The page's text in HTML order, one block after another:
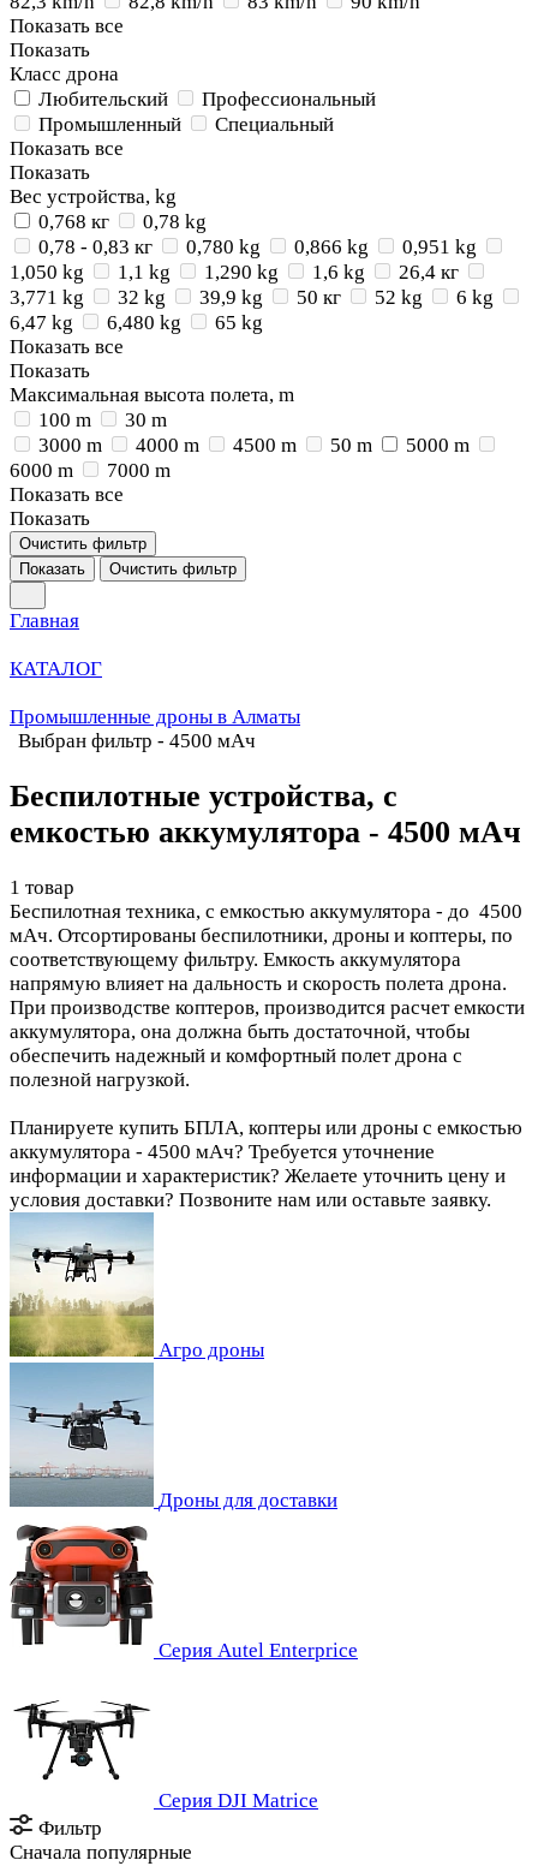
Показать все
Показать
Класс дрона
Любительский
Профессиональный
Промышленный
Специальный
Показать все
Показать
Вес устройства, kg
0,768 кг
0,78 kg
0,78 - 0,83 кг
0,780 kg 0,866 kg
0,951 kg
1,050 kg
1,1 kg 1,290 kg 1,6 kg
26,4 кг
3,771 kg
32 kg 39,9 kg 50 кг 52 kg
6 kg
6,47 kg
6,480 kg
65 kg
Показать все
Показать
Максимальная высота полета, m
100 m
30 m
3000 m
4000 m 4500 m 50 m
5000 m
6000 m
7000 m
Показать все
Показать
Очистить фильтр
Показать
Очистить фильтр
Главная
КАТАЛОГ
Промышленные дроны в Алматы
Выбран фильтр - 4500 мАч
Беспилотные устройства, с
емкостью аккумулятора - 4500 мАч
1 товар
Беспилотная техника, с емкостью аккумулятора - до 4500
мАч. Отсортированы беспилотники, дроны и коптеры, по
соответствующему фильтру. Емкость аккумулятора
напрямую влияет на дальность и скорость полета дрона.
При производстве коптеров, производится расчет емкости
аккумулятора, она должна быть достаточной, чтобы
обеспечить надежный и комфортный полет дрона с
полезной нагрузкой.
Планируете купить БПЛА, коптеры или дроны с емкостью
аккумулятора - 4500 мАч? Требуется уточнение
информации и характеристик? Желаете уточнить цену и
условия доставки? Позвоните нам или оставьте заявку.
Агро дроны
Дроны для доставки
Серия Autel Enterprice
Серия DJI Matrice
Фильтр
Сначала популярные